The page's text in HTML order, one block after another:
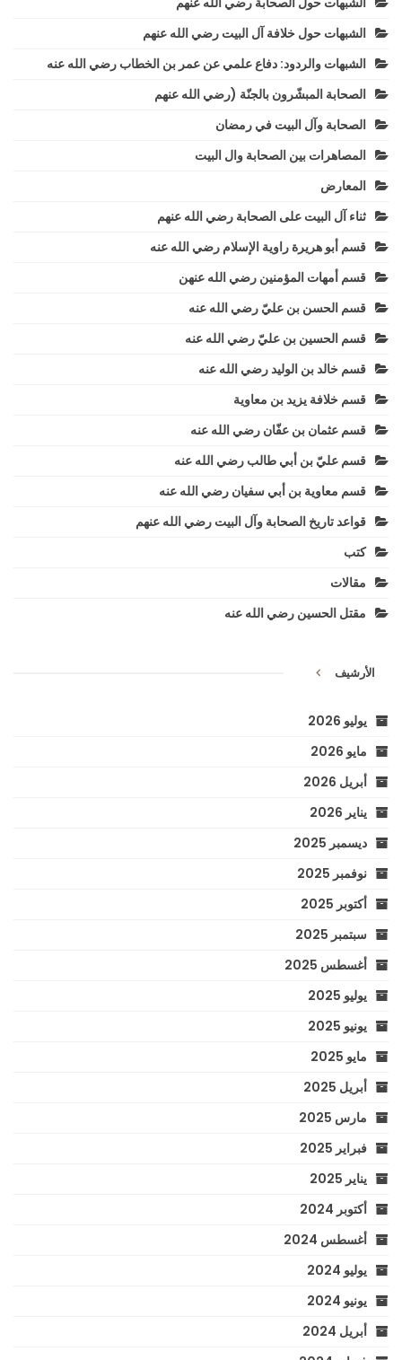
الشبهات حول خلافة آل البيت رضي الله عنهم
الشبهات والردود: دفاع علمي عن عمر بن الخطاب رضي الله عنه
الصحابة المبشّرون بالجنّة (رضي الله عنهم
الصحابة وآل البيت في رمضان
المصاهرات بين الصحابة وال البيت
المعارض
ثناء آل البيت على الصحابة رضي الله عنهم
قسم أبو هريرة راوية الإسلام رضي الله عنه
قسم أمهات المؤمنين رضي الله عنهن
قسم الحسن بن عليّ رضي الله عنه
قسم الحسين بن عليّ رضي الله عنه
قسم خالد بن الوليد رضي الله عنه
قسم خلافة يزيد بن معاوية
قسم عثمان بن عفّان رضي الله عنه
قسم عليّ بن أبي طالب رضي الله عنه
قسم معاوية بن أبي سفيان رضي الله عنه
قواعد تاريخ الصحابة وآل البيت رضي الله عنهم
كتب
مقالات
مقتل الحسين رضي الله عنه
الأرشيف
يوليو 2026
مايو 2026
أبريل 2026
يناير 2026
ديسمبر 2025
نوفمبر 2025
أكتوبر 2025
سبتمبر 2025
أغسطس 2025
يوليو 2025
يونيو 2025
مايو 2025
أبريل 2025
مارس 2025
فبراير 2025
يناير 2025
أكتوبر 2024
أغسطس 2024
يوليو 2024
يونيو 2024
أبريل 2024